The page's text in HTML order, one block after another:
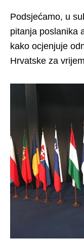
Podsjećamo, u
pitanja poslanika
kako ocjenjuje
Hrvatske za